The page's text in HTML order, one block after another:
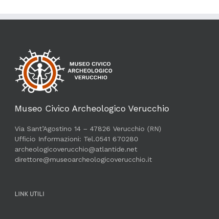
Museo Civico Archeologico Verucchio
Via Sant’Agostino 14 – 47826 Verucchio (RN)
Ufficio Informazioni: Tel.0541 670280
archeologicoverucchio@atlantide.net
direttore@museoarcheologicoverucchio.it
LINK UTILI